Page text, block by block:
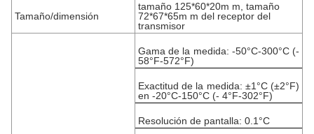
Tamaño/dimensión
tamaño 125*60*20m m, tamaño
72*67*65m m del receptor del
transmisor
Gama de la medida: -50°C-300°C (-
58°F-572°F)
Exactitud de la medida: ±1°C (±2°F)
en -20°C-150°C (- 4°F-302°F)
Resolución de pantalla: 0.1°C